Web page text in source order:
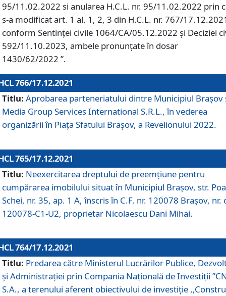
95/11.02.2022 si anularea H.C.L. nr. 95/11.02.2022 prin
s-a modificat art. 1 al. 1, 2, 3 din H.C.L. nr. 767/
conform Sentinței civile 1064/CA/05.12.2022 și Deciziei
592/11.10.2023, ambele pronunțate în dosar
1430/62/2022 ”.
766/17.12.2021
Titlu: Aprobarea parteneriatului dintre Municipiul Brașov
Media Group Services International S.R.L., în vederea
organizării în Piața Sfatului Brașov, a Revelionului 2022.
765/17.12.2021
Titlu: Neexercitarea dreptului de preemţiune pentru
cumpărarea imobilului situat în Municipiul Braşov, str.
Schei, nr. 35, ap. 1 A, înscris în C.F. nr. 120078 Brașov, nr.
120078-C1-U2, proprietar Nicolaescu Dani Mihai.
764/17.12.2021
Titlu: Predarea către Ministerul Lucrărilor Publice,
și Administrației prin Compania Naţională de Investiţii
S.A., a terenului aferent obiectivului de investiţie